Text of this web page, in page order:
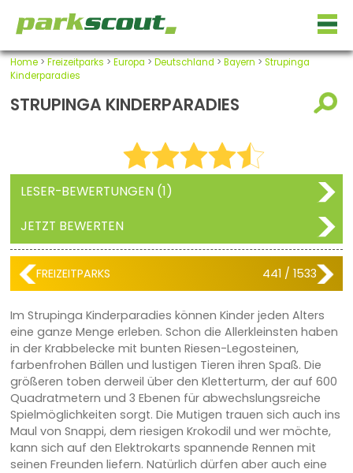
Home> Freizeitparks > Europa > Deutschland > Bayern > Strupinga
Kinderparadies
STRUPINGA KINDERPARADIES
LESER-BEWERTUNGEN (1)
JETZT BEWERTEN
FREIZEITPARKS 441 / 1533
Im Strupinga Kinderparadies können Kinder jeden Alters
eine ganze Menge erleben. Schon die Allerkleinsten haben
in der Krabbelecke mit bunten Riesen-Legosteinen,
farbenfrohen Bällen und lustigen Tieren ihren Spaß. Die
größeren toben derweil über den Kletterturm, der auf 600
Quadratmetern und 3 Ebenen für abwechslungsreiche
Spielmöglichkeiten sorgt. Die Mutigen trauen sich auch ins
Maul von Snappi, dem riesigen Krokodil und wer möchte,
kann sich auf den Elektrokarts spannende Rennen mit
seinen Freunden liefern. Natürlich dürfen aber auch eine